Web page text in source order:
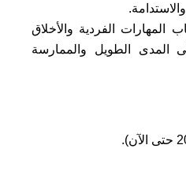
المهارات الفردية والأخلاق
المدى الطويل والممارسة